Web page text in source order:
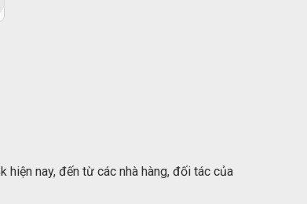
nay, đến từ các nhà hàng, đối tác của